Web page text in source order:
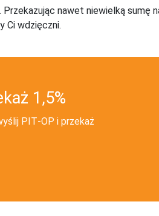
nawet niewielką sumę
Ci wdzięczni.
1,5%
PIT‑OP i przekaż